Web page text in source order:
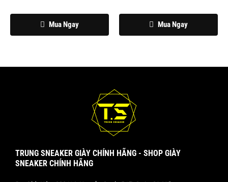
Mua Ngay
chọn
Mua Ngay
chọn
TRUNG SNEAKER GIÀY CHÍNH HÃNG - SHOP GIÀY
SNEAKER CHÍNH HÃNG